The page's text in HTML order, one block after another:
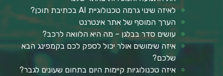
לאיזה שינוי גרמה טכנולוגיית AI בכתיבת תוכן?
הערך המוסף של אתר אינטרנט
עושים סדר בבלגן – מה היא הלוואה לרכב?
איזה שימושים אולר יכול לספק לכם בקמפינג הבא
שלכם?
איזה טכנולוגיות קיימות היום בתחום שעונים לגבר?